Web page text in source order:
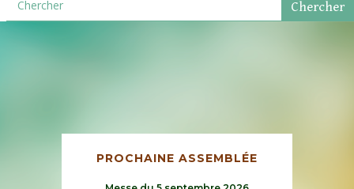
PROCHAINE ASSEMBLÉE